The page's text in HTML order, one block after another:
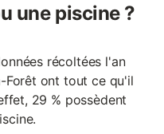
une piscine ?
récoltées l'an
Forêt ont tout ce qu'il
29 % possèdent